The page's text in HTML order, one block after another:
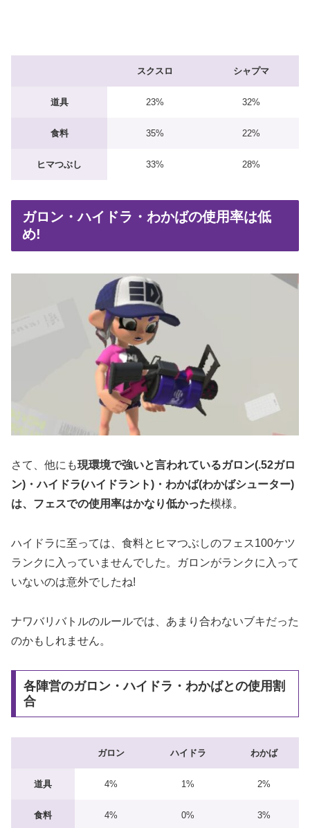
スクスロ シャプマ
道具 23% 32%
食料 35% 22%
ヒマつぶし 33% 28%
ガロン・ハイドラ・わかばの使用率は低
め!
さて、他にも現環境で強いと言われているガロン(.52ガロ
ン)・ハイドラ(ハイドラント)・わかば(わかばシューター)
は、フェスでの使用率はかなり低かった模様。
ハイドラに至っては、食料とヒマつぶしのフェス100ケツ
ランクに入っていませんでした。ガロンがランクに入って
いないのは意外でしたね!
ナワバリバトルのルールでは、あまり合わないブキだった
のかもしれません。
各陣営のガロン・ハイドラ・わかばとの使用割
合
ガロン ハイドラ わかば
道具 4% 1% 2%
食料 4% 0% 3%